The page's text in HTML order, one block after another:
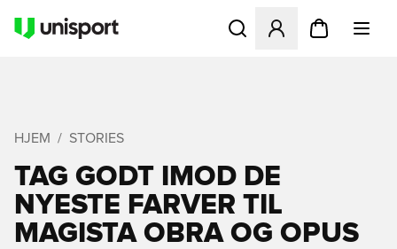
Åbner en Modal til at
HJEM STORIES
TAG GODT IMOD DE
NYESTE FARVER TIL
MAGISTA OBRA OG OPUS